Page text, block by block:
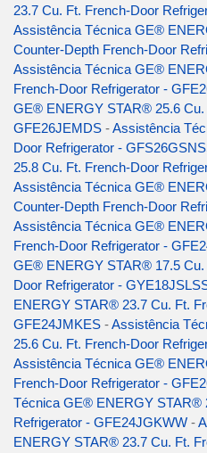
23.7 Cu. Ft. French-Door
Assistência Técnica GE®
Counter-Depth French-Door
Assistência Técnica GE®
French-Door Refrigerator -
GE® ENERGY STAR® 25.6
GFE26JEMDS -Assistência
Door Refrigerator -
25.8 Cu. Ft. French-Door
Assistência Técnica GE®
Counter-Depth French-Door
Assistência Técnica GE®
French-Door Refrigerator -
GE® ENERGY STAR® 17.5
Door Refrigerator -
ENERGY STAR® 23.7 Cu. Ft.
GFE24JMKES -Assistência
25.6 Cu. Ft. French-Door
Assistência Técnica GE®
French-Door Refrigerator -
Técnica GE® ENERGY STAR®
Refrigerator - GFE24JGKWW -
ENERGY STAR® 23.7 Cu. Ft.